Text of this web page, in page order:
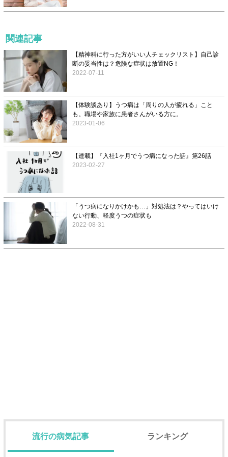
関連記事
【精神科に行った方がいい人チェックリスト】自己診
断の妥当性は？危険な症状は放置NG！
2022-07-11
【体験談あり】うつ病は「周りの人が疲れる」こと
も。職場や家族に患者さんがいる方に。
2023-01-06
【連載】『入社1ヶ月でうつ病になった話』第26話
2023-02-27
「うつ病になりかけかも…」対処法は？やってはいけ
ない行動、軽度うつの症状も
2022-08-31
流行の病気記事 ランキング